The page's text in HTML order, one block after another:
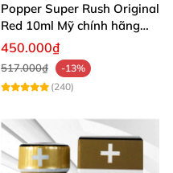
Popper Super Rush Original
Red 10ml Mỹ chính hãng
PWD
450.000₫
517.000₫
-13%
(240)